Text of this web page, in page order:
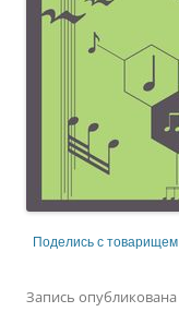
Поделись с товарищем
Запись опубликована